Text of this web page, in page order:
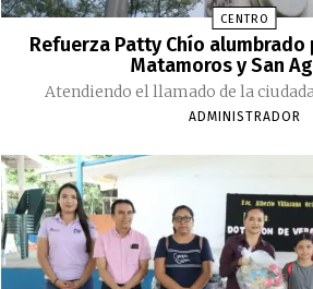
CENTRO
Refuerza Patty Chío alumbrado
Matamoros y San
Atendiendo el llamado de la
ADMINISTRADOR